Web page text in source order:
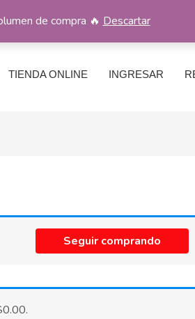
de compra 🔥 Descartar
TIENDA ONLINE INGRESAR
Seguir comprando
0.00.